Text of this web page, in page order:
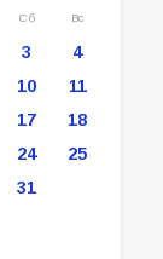
Сб Вс
3
4
10
11
17
18
24
25
31